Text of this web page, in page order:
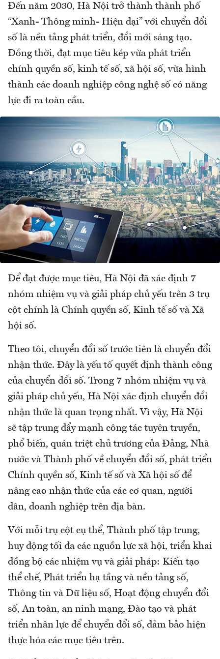
Đến năm 2030, Hà Nội trở thành thành phố
“Xanh- Thông minh- Hiện đại” với chuyển đổi
số là nền tảng phát triển, đổi mới sáng tạo.
Đồng thời, đạt mục tiêu kép vừa phát triển
chính quyền số, kinh tế số, xã hội số, vừa hình
thành các doanh nghiệp công nghệ số có năng
lực đi ra toàn cầu.
Để đạt được mục tiêu, Hà Nội đã xác định 7
nhóm nhiệm vụ và giải pháp chủ yếu trên 3 trụ
cột chính là Chính quyền số, Kinh tế số và Xã
hội số.
Theo tôi, chuyển đổi số trước tiên là chuyển đổi
nhận thức. Đây là yếu tố quyết định thành công
của chuyển đổi số. Trong 7 nhóm nhiệm vụ và
giải pháp chủ yếu, Hà Nội xác định chuyển đổi
nhận thức là quan trọng nhất. Vì vậy, Hà Nội
sẽ tập trung đẩy mạnh công tác tuyên truyền,
phổ biến, quán triệt chủ trương của Đảng, Nhà
nước và Thành phố về chuyển đổi số, phát triển
Chính quyền số, Kinh tế số và Xã hội số để
nâng cao nhận thức của các cơ quan, người
dân, doanh nghiệp trên địa bàn.
Với mỗi trụ cột cụ thể, Thành phố tập trung,
huy động tối đa các nguồn lực xã hội, triển khai
đồng bộ các nhiệm vụ và giải pháp: Kiến tạo
thể chế, Phát triển hạ tầng và nền tảng số,
Thông tin và Dữ liệu số, Hoạt động chuyển đổi
số, An toàn, an ninh mạng, Đào tạo và phát
triển nhân lực để chuyển đổi số, đảm bảo hiện
thực hóa các mục tiêu trên.